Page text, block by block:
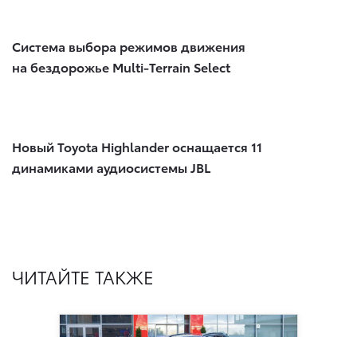
Система выбора режимов движения
на бездорожье Multi-Terrain Select
Новый Toyota Highlander оснащается 11
динамиками аудиосистемы JBL
ЧИТАЙТЕ ТАКЖЕ